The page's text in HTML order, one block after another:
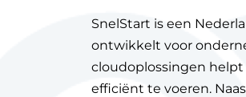
SnelStart is een
ontwikkelt voor
cloudoplossingen
efficiënt te voeren.